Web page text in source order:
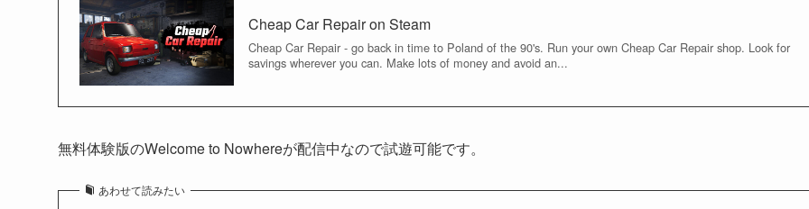
Cheap Car Repair on Steam
Cheap Car Repair - go back in time to Poland of the 90's. Run your own Cheap Car Repair shop. Look for
savings wherever you can. Make lots of money and avoid an...
無料体験版のWelcome to Nowhereが配信中なので試遊可能です。
あわせて読みたい